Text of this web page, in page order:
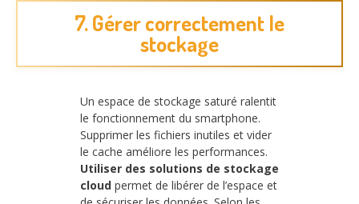
7. Gérer correctement le
stockage
Un espace de stockage saturé ralentit
le fonctionnement du smartphone.
Supprimer les fichiers inutiles et vider
le cache améliore les performances.
Utiliser des solutions de stockage
cloud permet de libérer de l’espace et